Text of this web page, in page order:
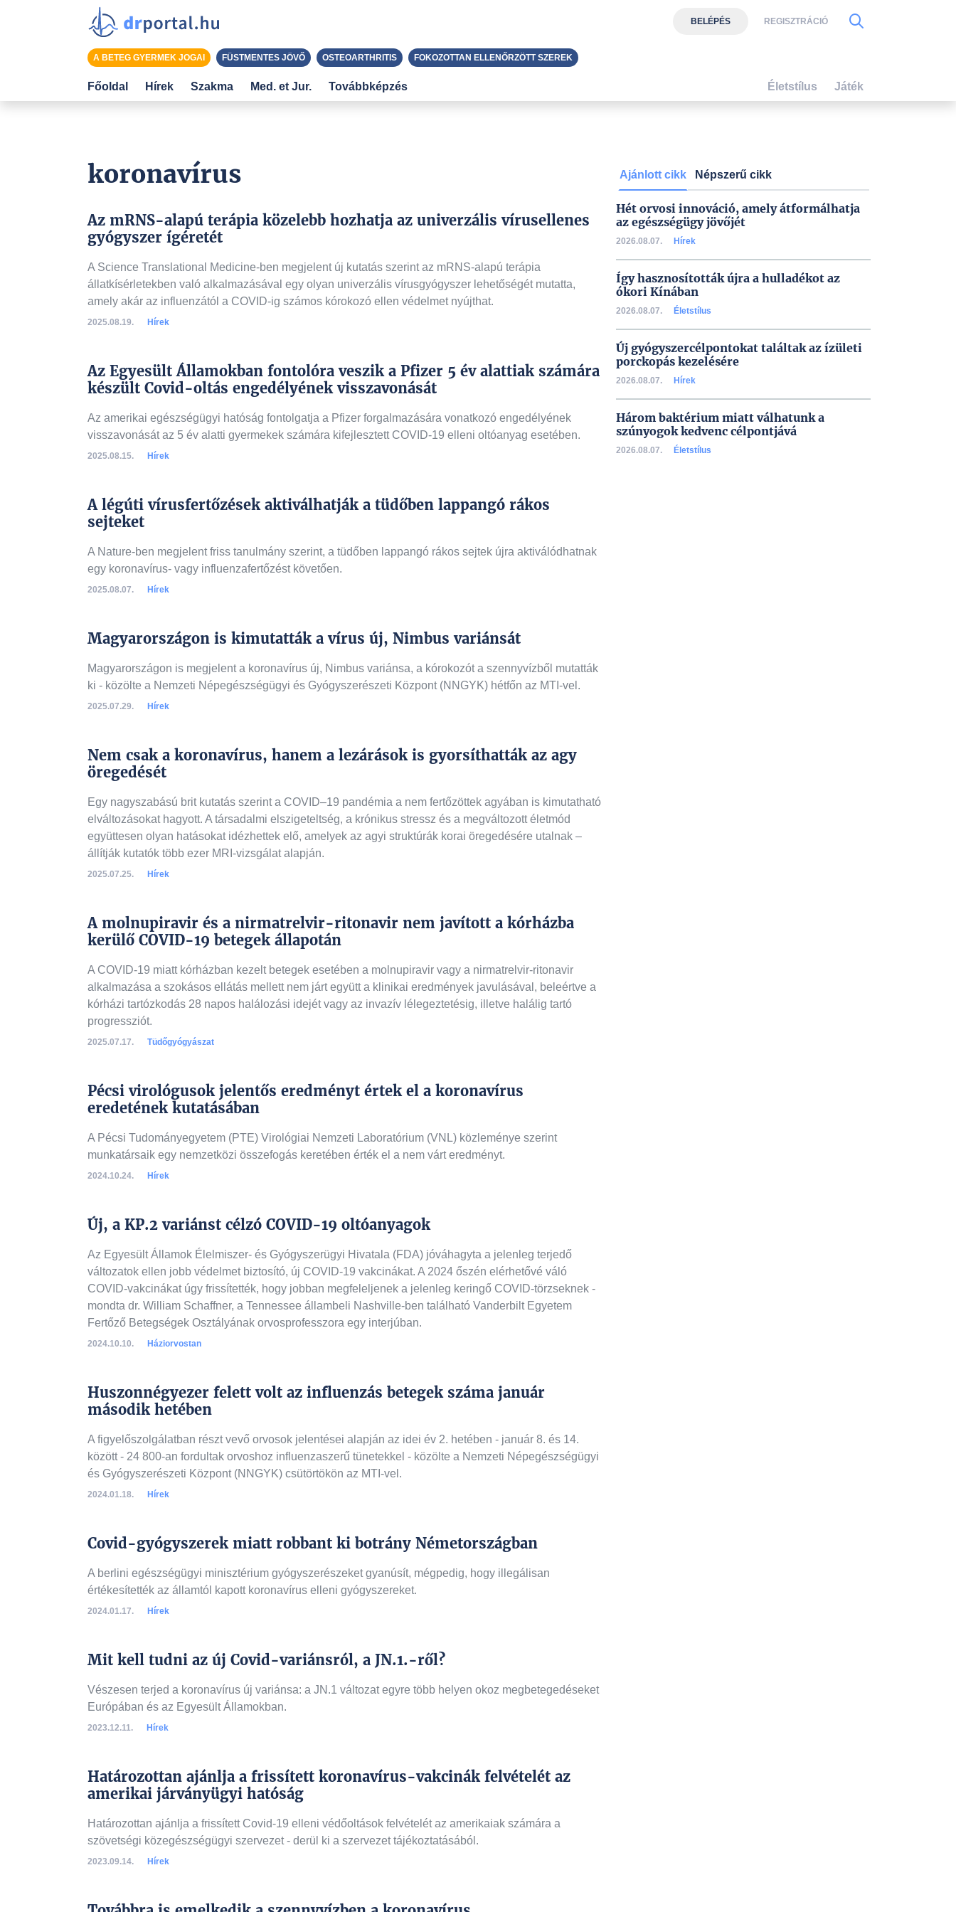
koronavírus
Az mRNS-alapú terápia közelebb hozhatja az univerzális vírusellenes
gyógyszer ígéretét
A Science Translational Medicine-ben megjelent új kutatás szerint az mRNS-alapú terápia
állatkísérletekben való alkalmazásával egy olyan univerzális vírusgyógyszer lehetőségét mutatta,
amely akár az influenzától a COVID-ig számos kórokozó ellen védelmet nyújthat.
2025.08.19. Hírek
Az Egyesült Államokban fontolóra veszik a Pfizer 5 év alattiak számára
készült Covid-oltás engedélyének visszavonását
Az amerikai egészségügyi hatóság fontolgatja a Pfizer forgalmazására vonatkozó engedélyének
visszavonását az 5 év alatti gyermekek számára kifejlesztett COVID-19 elleni oltóanyag esetében.
2025.08.15. Hírek
A légúti vírusfertőzések aktiválhatják a tüdőben lappangó rákos
sejteket
A Nature-ben megjelent friss tanulmány szerint, a tüdőben lappangó rákos sejtek újra aktiválódhatnak
egy koronavírus- vagy influenzafertőzést követően.
2025.08.07. Hírek
Magyarországon is kimutatták a vírus új, Nimbus variánsát
Magyarországon is megjelent a koronavírus új, Nimbus variánsa, a kórokozót a szennyvízből mutatták
ki - közölte a Nemzeti Népegészségügyi és Gyógyszerészeti Központ (NNGYK) hétfőn az MTI-vel.
2025.07.29. Hírek
Nem csak a koronavírus, hanem a lezárások is gyorsíthatták az agy
öregedését
Egy nagyszabású brit kutatás szerint a COVID–19 pandémia a nem fertőzöttek agyában is kimutatható
elváltozásokat hagyott. A társadalmi elszigeteltség, a krónikus stressz és a megváltozott életmód
együttesen olyan hatásokat idézhettek elő, amelyek az agyi struktúrák korai öregedésére utalnak –
állítják kutatók több ezer MRI-vizsgálat alapján.
2025.07.25. Hírek
A molnupiravir és a nirmatrelvir-ritonavir nem javított a kórházba
kerülő COVID-19 betegek állapotán
A COVID-19 miatt kórházban kezelt betegek esetében a molnupiravir vagy a nirmatrelvir-ritonavir
alkalmazása a szokásos ellátás mellett nem járt együtt a klinikai eredmények javulásával, beleértve a
kórházi tartózkodás 28 napos halálozási idejét vagy az invazív lélegeztetésig, illetve halálig tartó
progressziót.
2025.07.17. Tüdőgyógyászat
Pécsi virológusok jelentős eredményt értek el a koronavírus
eredetének kutatásában
A Pécsi Tudományegyetem (PTE) Virológiai Nemzeti Laboratórium (VNL) közleménye szerint
munkatársaik egy nemzetközi összefogás keretében érték el a nem várt eredményt.
2024.10.24. Hírek
Új, a KP.2 variánst célzó COVID-19 oltóanyagok
Az Egyesült Államok Élelmiszer- és Gyógyszerügyi Hivatala (FDA) jóváhagyta a jelenleg terjedő
változatok ellen jobb védelmet biztosító, új COVID-19 vakcinákat. A 2024 őszén elérhetővé váló
COVID-vakcinákat úgy frissítették, hogy jobban megfeleljenek a jelenleg keringő COVID-törzseknek -
mondta dr. William Schaffner, a Tennessee állambeli Nashville-ben található Vanderbilt Egyetem
Fertőző Betegségek Osztályának orvosprofesszora egy interjúban.
2024.10.10. Háziorvostan
Huszonnégyezer felett volt az influenzás betegek száma január
második hetében
A figyelőszolgálatban részt vevő orvosok jelentései alapján az idei év 2. hetében - január 8. és 14.
között - 24 800-an fordultak orvoshoz influenzaszerű tünetekkel - közölte a Nemzeti Népegészségügyi
és Gyógyszerészeti Központ (NNGYK) csütörtökön az MTI-vel.
2024.01.18. Hírek
Covid-gyógyszerek miatt robbant ki botrány Németországban
A berlini egészségügyi minisztérium gyógyszerészeket gyanúsít, mégpedig, hogy illegálisan
értékesítették az államtól kapott koronavírus elleni gyógyszereket.
2024.01.17. Hírek
Mit kell tudni az új Covid-variánsról, a JN.1.-ről?
Vészesen terjed a koronavírus új variánsa: a JN.1 változat egyre több helyen okoz megbetegedéseket
Európában és az Egyesült Államokban.
2023.12.11. Hírek
Határozottan ajánlja a frissített koronavírus-vakcinák felvételét az
amerikai járványügyi hatóság
Határozottan ajánlja a frissített Covid-19 elleni védőoltások felvételét az amerikaiak számára a
szövetségi közegészségügyi szervezet - derül ki a szervezet tájékoztatásából.
2023.09.14. Hírek
Ajánlott cikk Népszerű cikk
Hét orvosi innováció, amely átformálhatja
az egészségügy jövőjét
2026.08.07. Hírek
Így hasznosították újra a hulladékot az
ókori Kínában
2026.08.07. Életstílus
Új gyógyszercélpontokat találtak az ízületi
porckopás kezelésére
2026.08.07. Hírek
Három baktérium miatt válhatunk a
szúnyogok kedvenc célpontjává
2026.08.07. Életstílus
BELÉPÉS REGISZTRÁCIÓ
A BETEG GYERMEK JOGAI FÜSTMENTES JÖVŐ OSTEOARTHRITIS FOKOZOTTAN ELLENŐRZÖTT SZEREK
Főoldal Hírek Szakma Med. et Jur. Továbbképzés Életstílus Játék